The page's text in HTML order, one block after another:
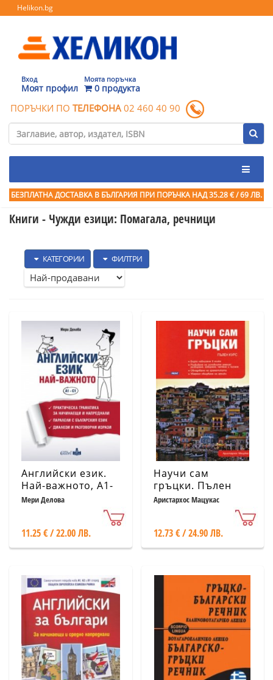
Helikon.bg
Вход
Моят профил
Моята поръчка
0 продукта
ПОРЪЧКИ ПО ТЕЛЕФОНА 02 460 40 90
БЕЗПЛАТНА ДОСТАВКА В БЪЛГАРИЯ ПРИ ПОРЪЧКА НАД 35.28 € / 69 ЛВ.
Книги - Чужди езици: Помагала, речници
КАТЕГОРИИ ФИЛТРИ
Английски език.
Най-важното, A1-
C1
Мери Делова
11.25 € / 22.00 ЛВ.
Научи сам
гръцки. Пълен
курс за
основните умения
Аристархос Мацукас
12.73 € / 24.90 ЛВ.